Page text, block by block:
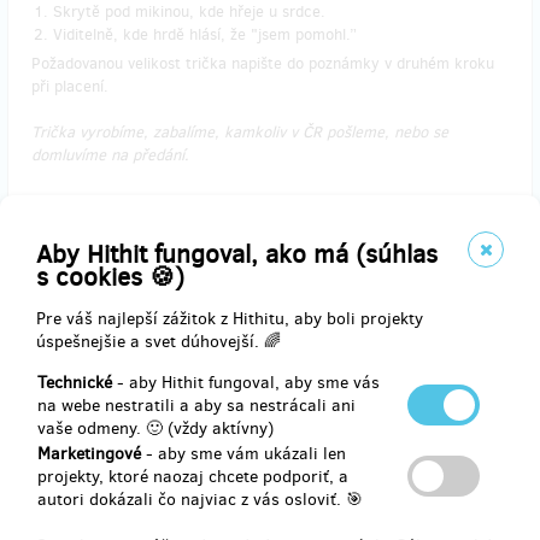
Aby Hithit fungoval, ako má (súhlas
s cookies 🍪)
Pre váš najlepší zážitok z Hithitu, aby boli projekty
úspešnejšie a svet dúhovejší. 🌈
Technické- aby Hithit fungoval, aby sme vás
na webe nestratili a aby sa nestrácali ani
vaše odmeny. 🙂 (vždy aktívny)
Marketingové- aby sme vám ukázali len
projekty, ktoré naozaj chcete podporiť, a
autori dokázali čo najviac z vás osloviť. 🎯
Skrytě pod mikinou, kde hřeje u srdce.
Viditelně, kde hrdě hlásí, že "jsem pomohl.”
Požadovanou velikost trička napište do poznámky v druhém kroku
při placení.
Trička vyrobíme, zabalíme, kamkoliv v ČR pošleme, nebo se
domluvíme na předání.
Doručenia odmeny: Zásilkovna, do pol roka po ukončení projektu na
20,67 €
(500 Kč
Pohodová plavba (rodinná)